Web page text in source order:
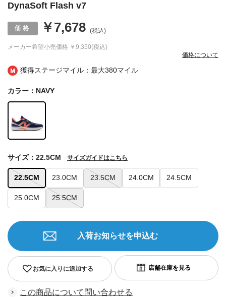
獲得ステージマイル：最大380マイル
DynaSoft Flash v7
メーカー希望小売価格 ￥9,350(税込)
￥7,678 (税込)
価格について
カラー：NAVY
22.5CM 23.0CM 23.5CM 24.0CM 24.5CM
25.0CM 25.5CM
サイズ：22.5CM サイズガイドはこちら
お気に入りに追加する
入荷お知らせを申込む
この商品について問い合わせる